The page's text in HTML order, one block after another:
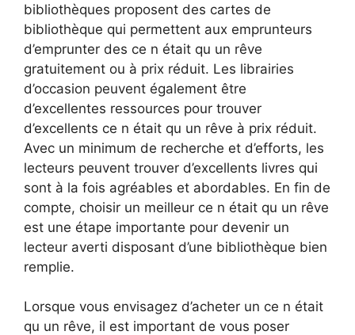
bibliothèques proposent des cartes de
bibliothèque qui permettent aux emprunteurs
d’emprunter des ce n était qu un rêve
gratuitement ou à prix réduit. Les librairies
d’occasion peuvent également être
d’excellentes ressources pour trouver
d’excellents ce n était qu un rêve à prix réduit.
Avec un minimum de recherche et d’efforts, les
lecteurs peuvent trouver d’excellents livres qui
sont à la fois agréables et abordables. En fin de
compte, choisir un meilleur ce n était qu un rêve
est une étape importante pour devenir un
lecteur averti disposant d’une bibliothèque bien
remplie.
Lorsque vous envisagez d’acheter un ce n était
qu un rêve, il est important de vous poser